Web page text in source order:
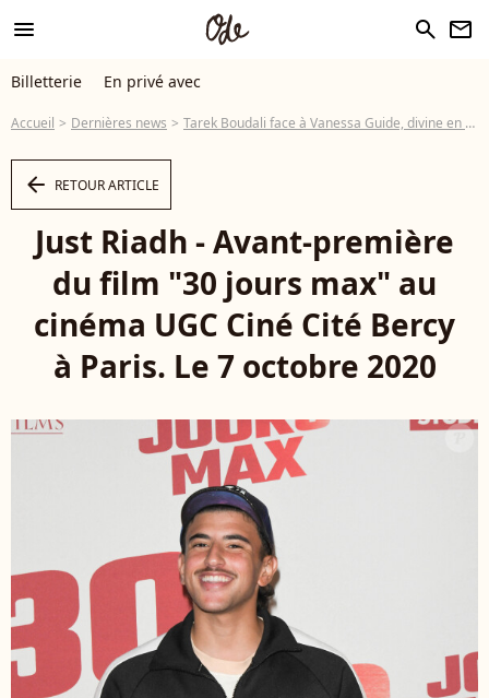
menu search newsletter
Billetterie En privé avec
Accueil Dernières news Tarek Boudali face à Vanessa Guide, divine en satin, pour 30 Jours max
arrow_left RETOUR ARTICLE
Just Riadh - Avant-première
du film "30 jours max" au
cinéma UGC Ciné Cité Bercy
à Paris. Le 7 octobre 2020